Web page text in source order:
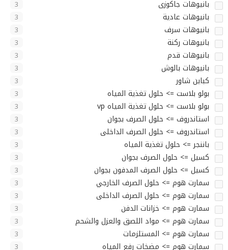
بانيوهات جاكوزى 3
بانيوهات عادية 3
بانيوهات سرف 3
بانيوهات ركنة 3
بانيوهات قدم 3
بانيوهات بالوش 3
كباين شاور 3
بولو بلاست => حلول تغذية المياه 3
بولو بلاست => حلول تغذية المياه vp 3
استاندروف => حلول الصرف بجوان 3
استاندروف => حلول الصرف الداخلى 3
باننجر => حلول تغذية المياه 3
كسيل => حلول الصرف بجوان 3
كسيل => حلول الصرف المدفون بجوان 3
سمارت هوم => حلول الصرف الخارجي 3
سمارت هوم => حلول الصرف الداخلى 3
سمارت هوم => خزانات الدفن 3
سمارت هوم => مواد اللصق والعزل والشحم 3
سمارت هوم => المستلزمات 3
سمارت هوم => مضخات رفع المياه 3